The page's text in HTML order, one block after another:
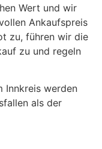
Wert und wir
Ankaufspreis
zu, führen wir die
zu und regeln
Innkreis werden
als der